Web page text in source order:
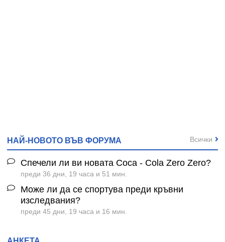
НАЙ-НОВОТО ВЪВ ФОРУМА
Спечели ли ви новата Coca - Cola Zero Zero?
преди 36 дни, 19 часа и 51 мин.
Може ли да се спортува преди кръвни
изследвания?
преди 45 дни, 19 часа и 16 мин.
Всички